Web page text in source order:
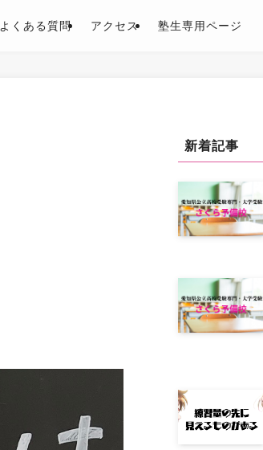
よくある質問 アクセス 塾生専用ページ
新着記事